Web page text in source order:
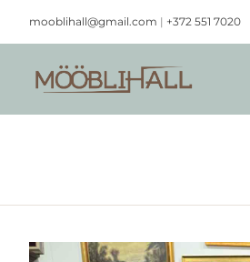
content
mooblihall@gmail.com | +372 551 7020